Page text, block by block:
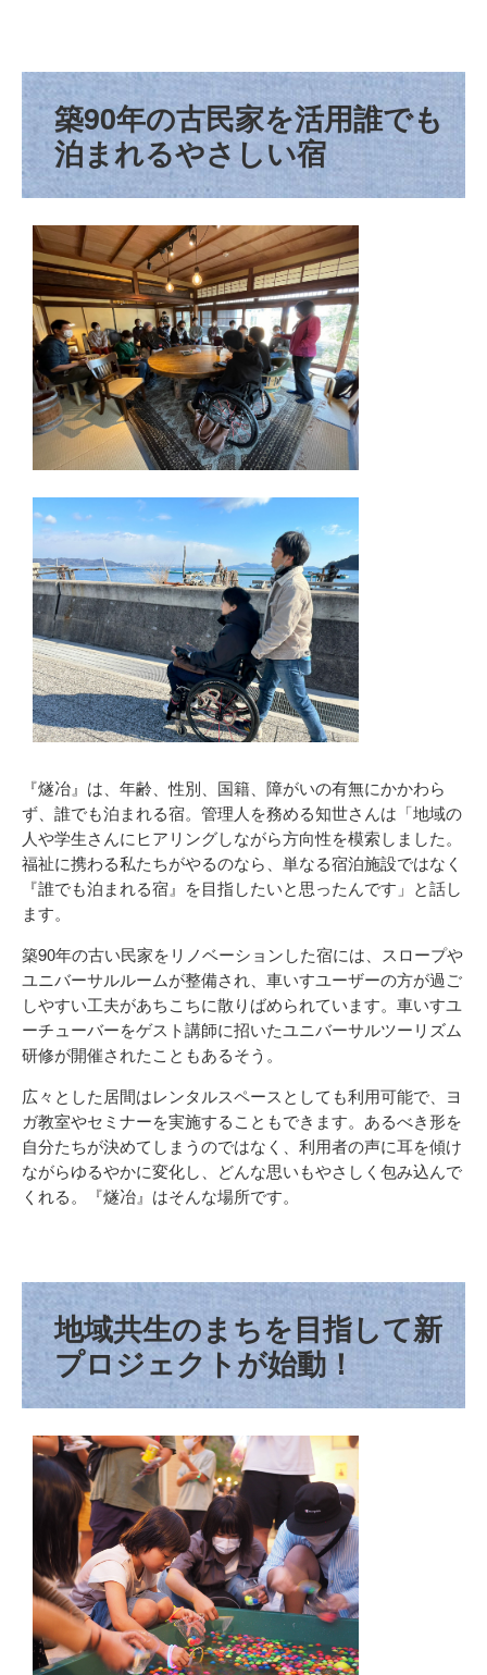
築90年の古民家を活用​誰でも
泊まれるやさしい宿
『燧冶』は、年齢、性別、国籍、障がいの有無にかかわら
ず、誰でも泊まれる宿。管理人を務める知世さんは「地域の
人や学生さんにヒアリングしながら方向性を模索しました。
福祉に携わる私たちがやるのなら、単なる宿泊施設ではなく
『誰でも泊まれる宿』を目指したいと思ったんです」と話し
ます。
築90年の古い民家をリノベーションした宿には、スロープや
ユニバーサルルームが整備され、車いすユーザーの方が過ご
しやすい工夫があちこちに散りばめられています。車いすユ
ーチューバーをゲスト講師に招いたユニバーサルツーリズム
研修が開催されたこともあるそう。
広々とした居間はレンタルスペースとしても利用可能で、ヨ
ガ教室やセミナーを実施することもできます。あるべき形を
自分たちが決めてしまうのではなく、利用者の声に耳を傾け
ながらゆるやかに変化し、どんな思いもやさしく包み込んで
くれる。『燧冶』はそんな場所です。
地域共生のまちを目指して​新
プロジェクトが始動！